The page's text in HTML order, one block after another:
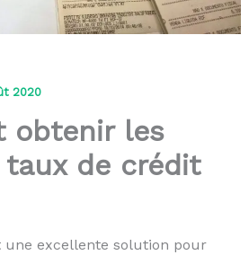
2020
obtenir les
de crédit
une excellente solution pour